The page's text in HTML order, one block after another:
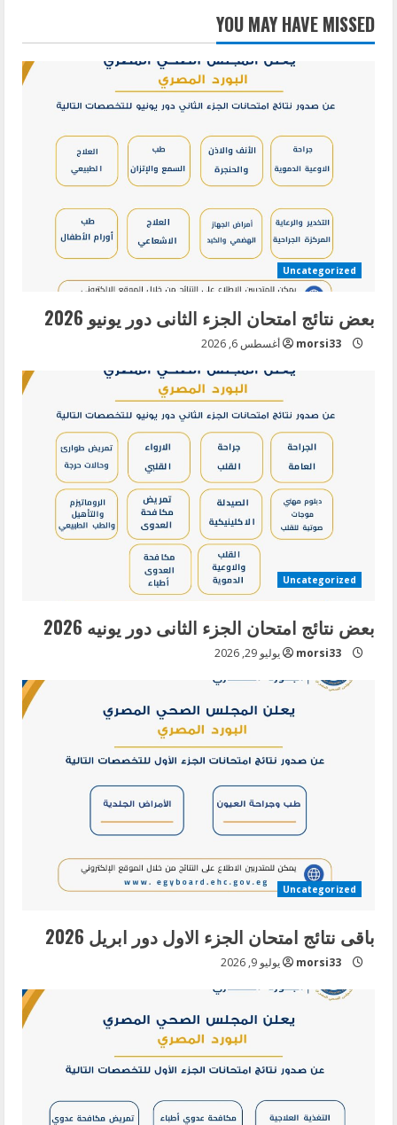
YOU MAY HAVE MISSED
Uncategorized
بعض نتائج امتحان الجزء الثانى دور يونيو 2026
morsi33 أغسطس 6, 2026
Uncategorized
بعض نتائج امتحان الجزء الثانى دور يونيه 2026
morsi33 يوليو 29, 2026
Uncategorized
باقى نتائج امتحان الجزء الاول دور ابريل 2026
morsi33 يوليو 9, 2026